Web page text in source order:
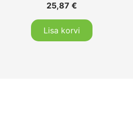
25,87€
Lisa korvi